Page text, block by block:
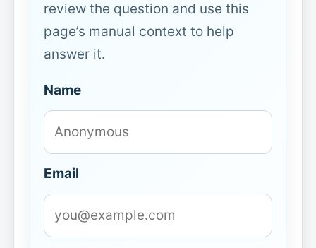
review the question and use this
page’s manual context to help
answer it.
Name
Email